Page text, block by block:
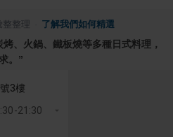
整整理 了解我們如何精選
、火鍋、鐵板燒等多種日式料理，
。 ”
3樓
21:30